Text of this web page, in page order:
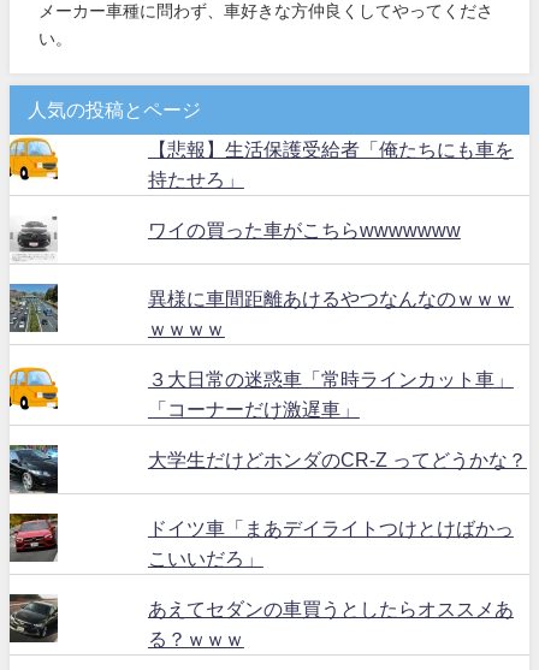
メーカー車種に問わず、車好きな方仲良くしてやってくださ
い。
人気の投稿とページ
【悲報】生活保護受給者「俺たちにも車を
持たせろ」
ワイの買った車がこちらwwwwwww
異様に車間距離あけるやつなんなのｗｗｗ
ｗｗｗｗ
３大日常の迷惑車「常時ラインカット車」
「コーナーだけ激遅車」
大学生だけどホンダのCR-Z ってどうかな？
ドイツ車「まあデイライトつけとけばかっ
こいいだろ」
あえてセダンの車買うとしたらオススメあ
る？ｗｗｗ